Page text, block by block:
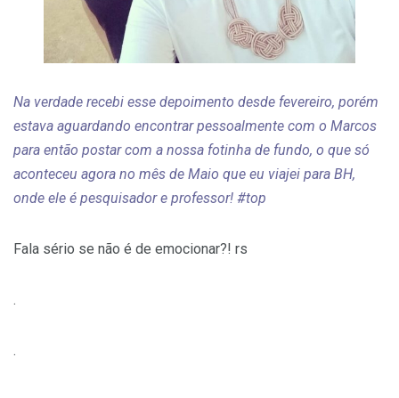
Na verdade recebi esse depoimento desde fevereiro, porém
estava aguardando encontrar pessoalmente com o Marcos
para então postar com a nossa fotinha de fundo, o que só
aconteceu agora no mês de Maio que eu viajei para BH,
onde ele é pesquisador e professor! #top
Fala sério se não é de emocionar?! rs
.
.